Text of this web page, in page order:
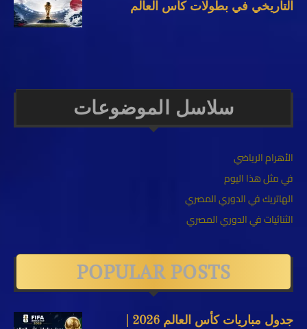
التاريخي في بطولات كأس العالم
سلاسل الموضوعات
الأهرام الرياضي
في مثل هذا اليوم
الهاتريك في الدوري المصري
الثنائيات في الدوري المصري
POPULAR POSTS